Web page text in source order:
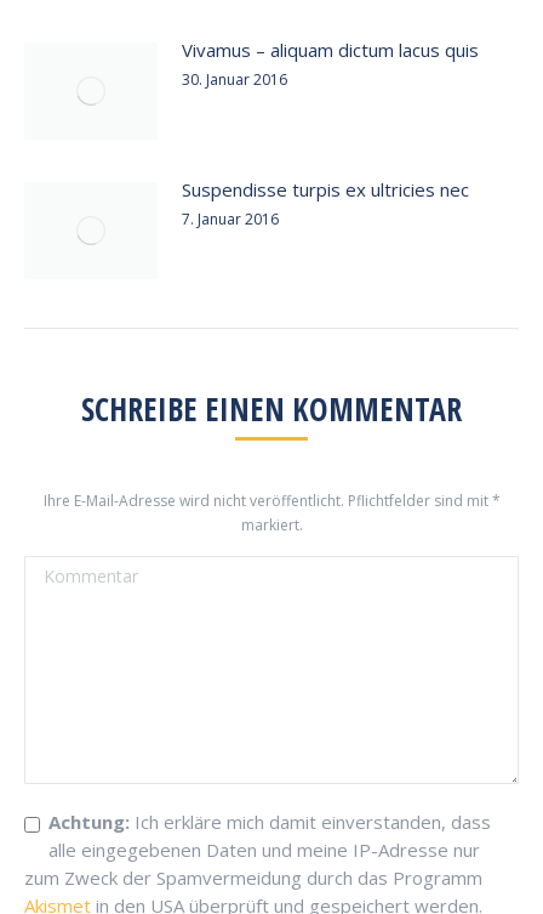
Vivamus – aliquam dictum lacus quis
30. Januar 2016
Suspendisse turpis ex ultricies nec
7. Januar 2016
SCHREIBE EINEN KOMMENTAR
Ihre E-Mail-Adresse wird nicht veröffentlicht. Pflichtfelder sind mit*
markiert.
Kommentar
Achtung: Ich erkläre mich damit einverstanden, dass
alle eingegebenen Daten und meine IP-Adresse nur
zum Zweck der Spamvermeidung durch das Programm
Akismet in den USA überprüft und gespeichert werden.